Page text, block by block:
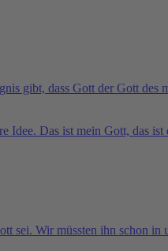
gibt, dass Gott der Gott des
Idee. Das ist mein Gott, das
sei. Wir müssten ihn schon in